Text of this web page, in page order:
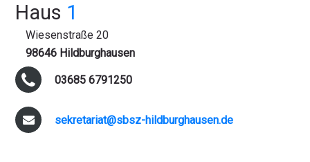
Haus 1
Wiesenstraße 20
98646 Hildburghausen
03685 6791250
sekretariat@sbsz-hildburghausen.de